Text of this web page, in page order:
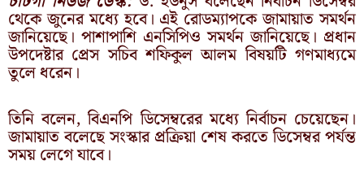
থেকে জুনের মধ্যে হবে। এই রোডম্যাপকে জামায়াত সমর্থন
জানিয়েছে। পাশাপাশি এনসিপিও সমর্থন জানিয়েছে। প্রধান
উপদেষ্টার প্রেস সচিব শফিকুল আলম বিষয়টি গণমাধ্যমে
তুলে ধরেন।
তিনি বলেন, বিএনপি ডিসেম্বরের মধ্যে নির্বাচন চেয়েছেন।
জামায়াত বলেছে সংস্কার প্রক্রিয়া শেষ করতে ডিসেম্বর পর্যন্ত
সময় লেগে যাবে।